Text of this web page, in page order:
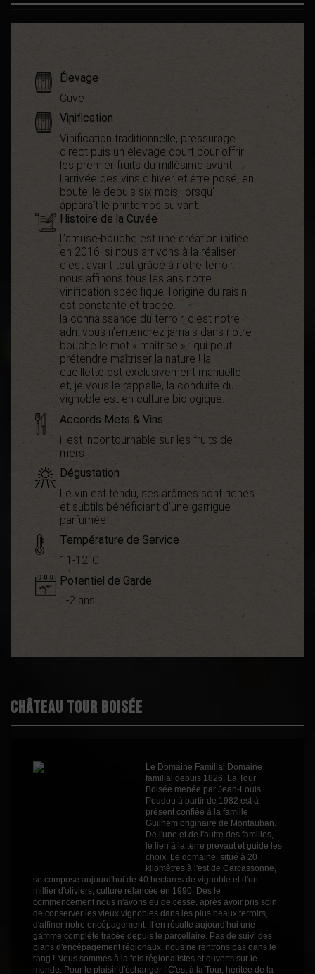
Élevage
Cuve
Vinification
Vinification traditionnelle, pressurage
direct puis un élevage court pour offrir
les premier fruits du millésime avant
l'arrivée des vins d'hiver et être posé, en
bouteille depuis six mois, lorsqu'
apparaît le printemps suivant.
Histoire de la Cuvée
L’amuse-bouche est une création initiée
en 2016. si nous arrivons à la réaliser
c’est avant tout grâce à notre terroir.
nous affinons tous les ans notre
vinification spécifique. l’origine du raisin
est constante et tracée.
la connaissance du terroir, c’est notre
adn. vous n’entendrez jamais dans notre
bouche le mot « maîtrise » : qui peut
prétendre maîtriser la nature ! la
cueillette est exclusivement manuelle
et, je vous le rappelle, la conduite du
vignoble est en culture biologique.
Accords Mets & Vins
il est incontournable sur les fruits de
mers
Dégustation
Le vin est tendu, ses arômes sont riches
et subtils bénéficiant d’une garrigue
parfumée !
Température de Service
11-12°C
Potentiel de Garde
1-2 ans
Épicé
Muscat Petits Grains
Sauvignon Blanc
Fruité
Blanc
2024
75cl
Rayons
Vins Internet
Vins Internet
Château Tour Boisée
Le Domaine Familial Domaine
familial depuis 1826, La Tour
Boisée menée par Jean-Louis
Poudou à partir de 1982 est à
présent confiée à la famille
Guilhem originaire de Montauban.
De l'une et de l'autre des familles,
le lien à la terre prévaut et guide les
choix. Le domaine, situé à 20
kilomètres à l'est de Carcassonne,
se compose aujourd'hui de 40 hectares de vignoble et d'un
millier d'oliviers, culture relancée en 1990. Dès le
commencement nous n'avons eu de cesse, après avoir pris soin
de conserver les vieux vignobles dans les plus beaux terroirs,
d'affiner notre encépagement. Il en résulte aujourd'hui une
gamme complète tracée depuis le parcellaire. Pas de suivi des
plans d'encépagement régionaux, nous ne rentrons pas dans le
rang ! Nous sommes à la fois régionalistes et ouverts sur le
monde. Pour le plaisir d'échanger ! C'est à la Tour, héritée de la